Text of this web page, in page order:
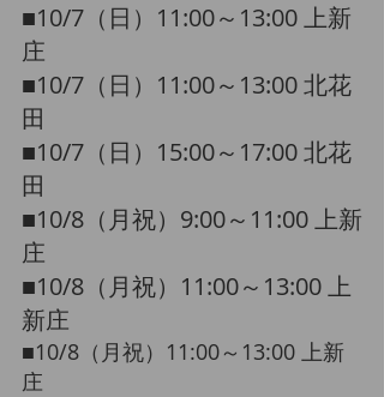
​■10/7（日）11:00～13:00 上新
庄
​■10/7（日）11:00～13:00 北花
田
​​■10/7（日）15:00～17:00 北花
田
​■10/8（月祝）9:00～11:00 上新
庄
​■10/8（月祝）11:00～13:00 上
新庄
​■10/8（月祝）11:00～13:00 上新
庄